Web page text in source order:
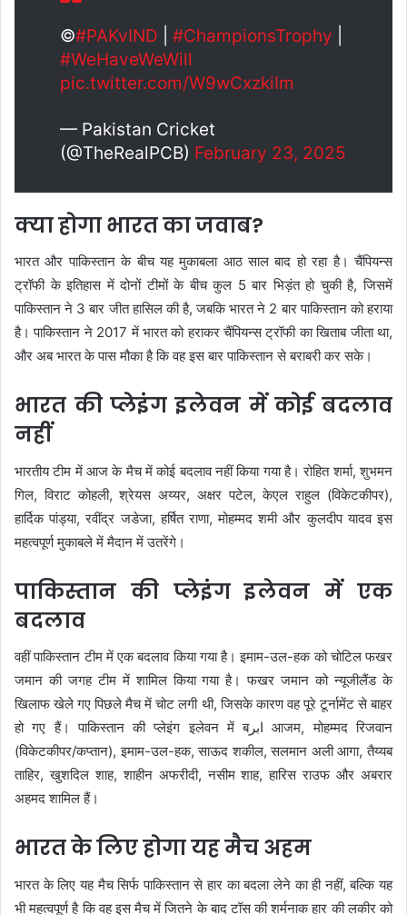
©️#PAKvIND #ChampionsTrophy
#WeHaveWeWill
pic.twitter.com/W9wCxzkiIm
— Pakistan Cricket
(@TheRealPCB) February 23, 2025
क्या होगा भारत का जवाब?
भारत और पाकिस्तान के बीच यह मुकाबला आठ साल बाद हो रहा है। चैंपियन्स
ट्रॉफी के इतिहास में दोनों टीमों के बीच कुल 5 बार भिड़ंत हो चुकी है, जिसमें
पाकिस्तान ने 3 बार जीत हासिल की है, जबकि भारत ने 2 बार पाकिस्तान को हराया
है। पाकिस्तान ने 2017 में भारत को हराकर चैंपियन्स ट्रॉफी का खिताब जीता था,
और अब भारत के पास मौका है कि वह इस बार पाकिस्तान से बराबरी कर सके।
भारत की प्लेइंग इलेवन में कोई बदलाव
नहीं
भारतीय टीम में आज के मैच में कोई बदलाव नहीं किया गया है। रोहित शर्मा, शुभमन
गिल, विराट कोहली, श्रेयस अय्यर, अक्षर पटेल, केएल राहुल (विकेटकीपर),
हार्दिक पांड्या, रवींद्र जडेजा, हर्षित राणा, मोहम्मद शमी और कुलदीप यादव इस
महत्वपूर्ण मुकाबले में मैदान में उतरेंगे।
पाकिस्तान की प्लेइंग इलेवन में एक
बदलाव
वहीं पाकिस्तान टीम में एक बदलाव किया गया है। इमाम-उल-हक को चोटिल फखर
जमान की जगह टीम में शामिल किया गया है। फखर जमान को न्यूजीलैंड के
खिलाफ खेले गए पिछले मैच में चोट लगी थी, जिसके कारण वह पूरे टूर्नामेंट से बाहर
हो गए हैं। पाकिस्तान की प्लेइंग इलेवन में बابر आजम, मोहम्मद रिजवान
(विकेटकीपर/कप्तान), इमाम-उल-हक, साऊद शकील, सलमान अली आगा, तैय्यब
ताहिर, खुशदिल शाह, शाहीन अफरीदी, नसीम शाह, हारिस राउफ और अबरार
अहमद शामिल हैं।
भारत के लिए होगा यह मैच अहम
भारत के लिए यह मैच सिर्फ पाकिस्तान से हार का बदला लेने का ही नहीं, बल्कि यह
भी महत्वपूर्ण है कि वह इस मैच में जितने के बाद टॉस की शर्मनाक हार की लकीर को